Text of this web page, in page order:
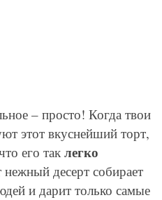
– просто! Когда твои
этот вкуснейший торт,
его так легко
нежный десерт собирает
и дарит только самые